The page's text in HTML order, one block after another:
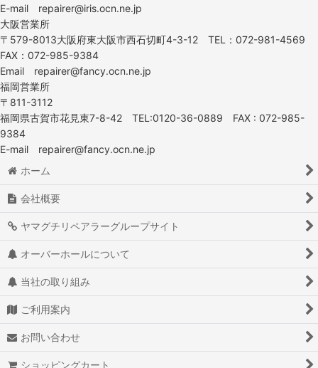
シャンプーボウル・水まわり
サインポール
ワゴン
ミラー
西村製作所
大阪サイン
TOTO
小野シャンブル
滝川
パイオニア
ウエラ
三星電機製作所
アトリエワールド
ワコー
ニチバン
E-mail repairer@iris.ocn.ne.jp
大阪営業所
〒579-8013大阪府東大阪市西石切町4-3-12 TEL：072-981-4569
FAX：072-985-9384
Email repairer@fancy.ocn.ne.jp
福岡営業所
〒811-3112
福岡県古賀市花見東7-8-42 TEL:0120-36-0889 FAX : 072-985-
9384
E-mail repairer@fancy.ocn.ne.jp
ホーム
会社概要
ヤマグチリペアラーグループサイト
オーバーホールについて
当社の取り組み
ご利用案内
お問い合わせ
ショッピングカート